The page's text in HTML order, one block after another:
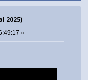
2025)
»